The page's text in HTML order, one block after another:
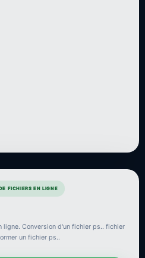
FICHIERS EN LIGNE
Conversion d'un fichier ps.. fichier
un fichier ps..